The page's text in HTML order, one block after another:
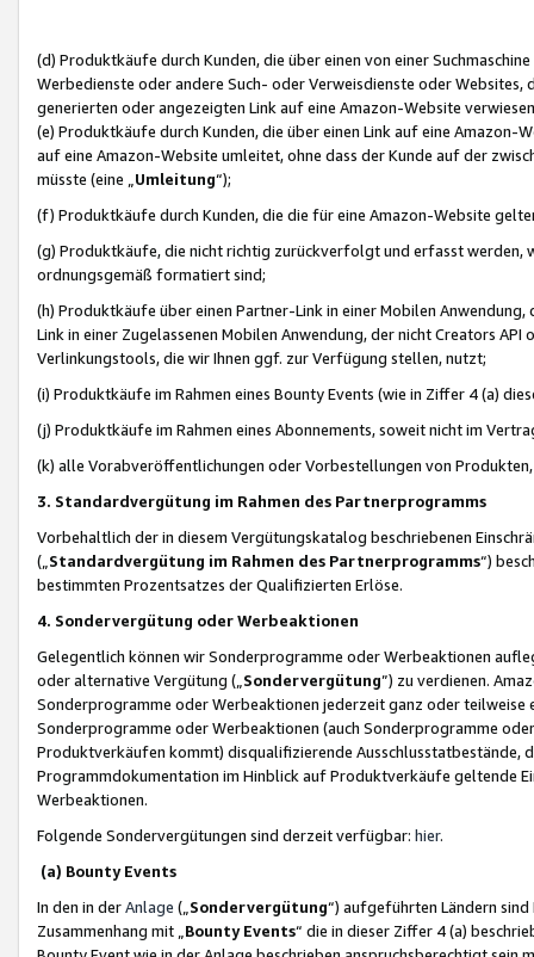
(d) Produktkäufe durch Kunden, die über einen von einer
Werbedienste oder andere Such- oder Verweisdienste oder Websites,
generierten oder angezeigten Link auf eine Amazon-Website
(e) Produktkäufe durch Kunden, die über einen Link auf eine
auf eine Amazon-Website umleitet, ohne dass der Kunde auf der
müsste (eine „ Umleitung“);
(f) Produktkäufe durch Kunden, die die für eine Amazon-Website
(g) Produktkäufe, die nicht richtig zurückverfolgt und erfasst werden,
ordnungsgemäß formatiert sind;
(h) Produktkäufe über einen Partner-Link in einer Mobilen
Link in einer Zugelassenen Mobilen Anwendung, der nicht Creators
Verlinkungstools, die wir Ihnen ggf. zur Verfügung stellen, nutzt;
(i) Produktkäufe im Rahmen eines Bounty Events (wie in Ziffer 4 (a)
(j) Produktkäufe im Rahmen eines Abonnements, soweit nicht im
(k) alle Vorabveröffentlichungen oder Vorbestellungen von
3. Standardvergütung im Rahmen des Partnerprogramms
Vorbehaltlich der in diesem Vergütungskatalog beschriebenen
(„ Standardvergütung im Rahmen des Partnerprogramms“)
bestimmten Prozentsatzes der Qualifizierten Erlöse.
4. Sondervergütung oder Werbeaktionen
Gelegentlich können wir Sonderprogramme oder Werbeaktionen
oder alternative Vergütung („ Sondervergütung”) zu verdienen.
Sonderprogramme oder Werbeaktionen jederzeit ganz oder
Sonderprogramme oder Werbeaktionen (auch Sonderprogramme
Produktverkäufen kommt) disqualifizierende Ausschlusstatbestände,
Programmdokumentation im Hinblick auf Produktverkäufe geltende
Werbeaktionen.
Folgende Sondervergütungen sind derzeit verfügbar: hier.
(a) Bounty Events
In den in derAnlage („ Sondervergütung“) aufgeführten Ländern
Zusammenhang mit „ Bounty Events“ die in dieser Ziffer 4 (a)